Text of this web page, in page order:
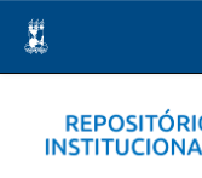
navigation